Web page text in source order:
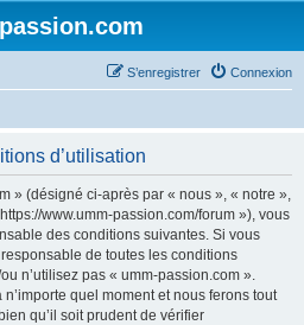
Connexion
S’enregistrer
d’utilisation
» (désigné ci-après par « nous », « notre »,
www.umm-passion.com/forum »), vous
des conditions suivantes. Si vous
de toutes les conditions
n’utilisez pas « umm-passion.com ».
quel moment et nous ferons tout
qu’il soit prudent de vérifier